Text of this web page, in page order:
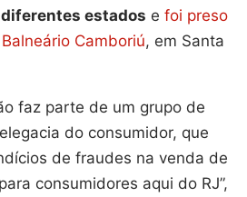
estados e foi preso
Camboriú, em Santa
faz parte de um grupo de
do consumidor, que
de fraudes na venda de
consumidores aqui do RJ”,